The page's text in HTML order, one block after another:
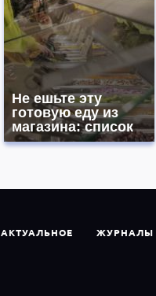
Не ешьте эту
готовую еду из
магазина: список
АКТУАЛЬНОЕ ЖУРНАЛЫ